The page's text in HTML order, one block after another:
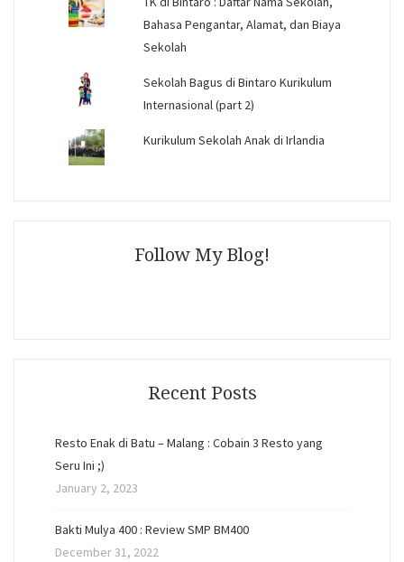
Bahasa Pengantar, Alamat, dan Biaya
Sekolah
Sekolah Bagus di Bintaro Kurikulum
Internasional (part 2)
Kurikulum Sekolah Anak di Irlandia
Follow My Blog!
Recent Posts
Resto Enak di Batu – Malang : Cobain 3 Resto yang
Seru Ini ;)
January 2, 2023
Bakti Mulya 400 : Review SMP BM400
December 31, 2022